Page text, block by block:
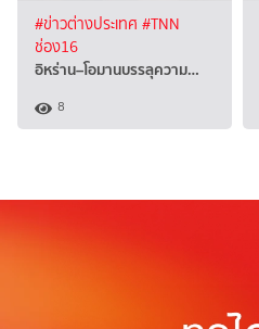
#ข่าวต่างประเทศ #TNN
ช่อง16
อิหร่าน–โอมานบรรลุความ…
8